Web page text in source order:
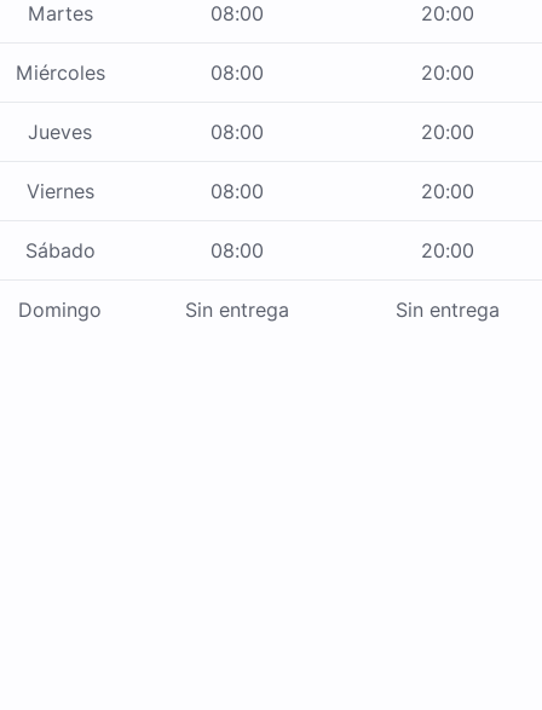
Martes 08:00 20:00
Miércoles 08:00 20:00
Jueves 08:00 20:00
Viernes 08:00 20:00
Sábado 08:00 20:00
Domingo Sin entrega Sin entrega